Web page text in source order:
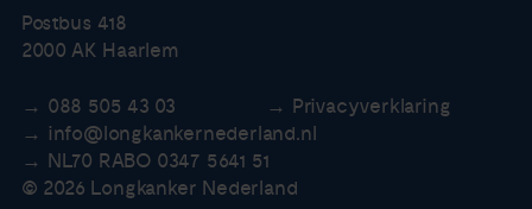
Postbus 418
2000 AK Haarlem
088 505 43 03
Privacyverklaring
info@longkankernederland.nl
NL70 RABO 0347 5641 51
© 2026 Longkanker Nederland